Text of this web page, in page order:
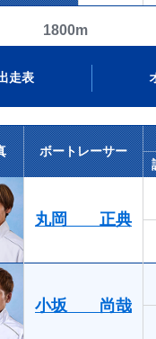
1800m
走表
ボートレーサー
丸岡 正典
小坂 尚哉